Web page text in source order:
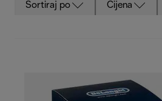
Sortiraj po Cijena